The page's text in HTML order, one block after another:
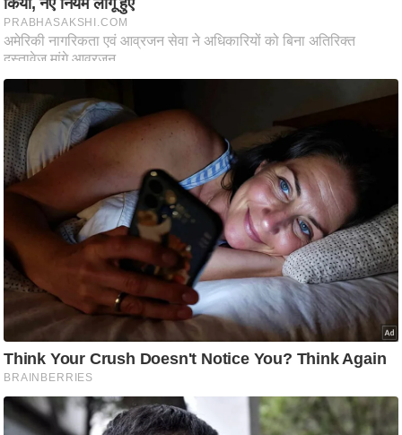
श
न
शि
प
रा
ज
नी
ति
श्ले
ष
ण
सा
म
यि
क